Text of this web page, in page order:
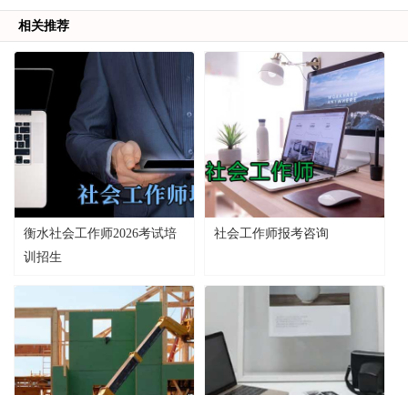
相关推荐
衡水社会工作师2026考试培
训招生
社会工作师报考咨询